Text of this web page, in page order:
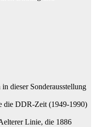
dieser Sonderausstellung
die DDR-Zeit (1949-1990)
Linie, die 1886